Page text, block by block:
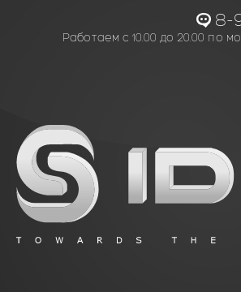
8-
Работаем с 10.00 до 20.00 по